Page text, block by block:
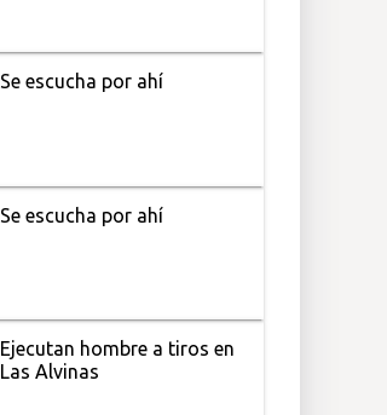
Se escucha por ahí
Se escucha por ahí
Ejecutan hombre a tiros en
Las Alvinas